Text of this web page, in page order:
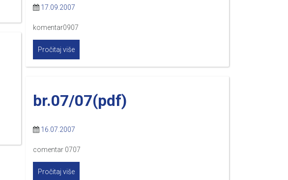
17.09.2007
komentar0907
Pročitaj više
br.07/07(pdf)
16.07.2007
comentar 0707
Pročitaj više